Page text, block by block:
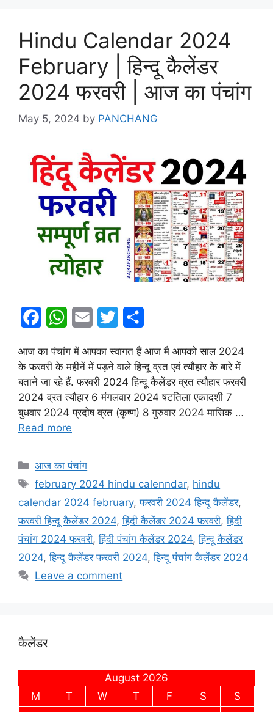
Hindu Calendar 2024
February | हिन्दू कैलेंडर
2024 फरवरी | आज का पंचांग
May 5, 2024 by PANCHANG
c
e
b
o
k
W
a
t
s
p
a
i
l
i
t
t
e
r
e
आज का पंचांग में आपका स्वागत हैं आज मै आपको साल 2024
के फरवरी के महीनें में पड़ने वाले हिन्दू व्रत एवं त्यौहार के बारे में
बताने जा रहे हैं. फरवरी 2024 हिन्दू कैलेंडर व्रत त्यौहार फरवरी
2024 व्रत त्यौहार 6 मंगलवार 2024 षटतिला एकादशी 7
बुधवार 2024 प्रदोष व्रत (कृष्ण) 8 गुरुवार 2024 मासिक …
Read more
Categories
आज का पंचांग
Tags
february 2024 hindu calenndar, hindu
calendar 2024 february,फरवरी 2024 हिन्दू कैलेंडर,
फरवरी हिन्दू कैलेंडर 2024,हिंदी कैलेंडर 2024 फरवरी,हिंदी
पंचांग 2024 फरवरी,हिंदी पंचांग कैलेंडर 2024,हिन्दू कैलेंडर
2024,हिन्दू कैलेंडर फरवरी 2024,हिन्दू पंचांग कैलेंडर 2024
Leave a comment
कैलेंडर
August 2026
M
T W T F S
S